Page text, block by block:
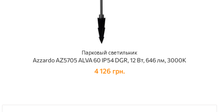
Парковый светильник
Azzardo AZ5705 ALVA 60 IP54 DGR, 12 Вт, 646 лм, 3000К
4 126 грн.